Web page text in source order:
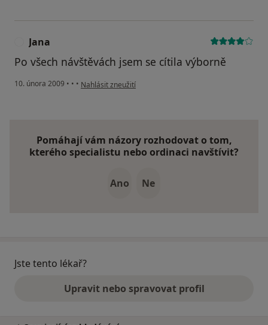
Jana
Po všech návštěvách jsem se cítila výborně
10. února 2009 • • • podle názoru uživatele Jana
Nahlásit zneužití
Pomáhají vám názory rozhodovat o tom,
kterého specialistu nebo ordinaci navštívit?
Ano Ne
Jste tento lékař?
Upravit nebo spravovat profil